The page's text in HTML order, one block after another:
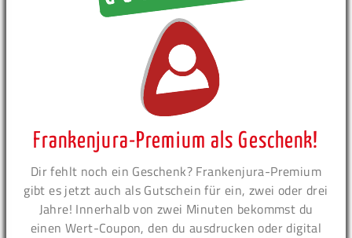
Frankenjura-Premium als Geschenk!
Dir fehlt noch ein Geschenk? Frankenjura-Premium
gibt es jetzt auch als Gutschein für ein, zwei oder drei
Jahre! Innerhalb von zwei Minuten bekommst du
einen Wert-Coupon, den du ausdrucken oder digital